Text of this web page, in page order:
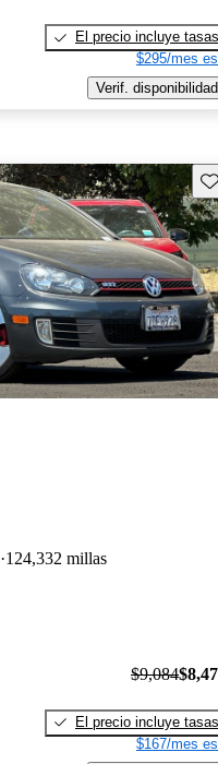
El precio incluye tasas
$295/mes
Verif. disponibilidad
124,332 millas
$9,084
El precio incluye tasas
$167/mes